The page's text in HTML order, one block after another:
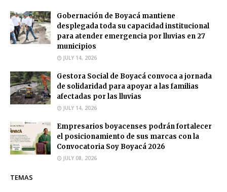
Gobernación de Boyacá mantiene
desplegada toda su capacidad institucional
para atender emergencia por lluvias en 27
municipios
JULY 14, 2026
Gestora Social de Boyacá convoca a jornada
de solidaridad para apoyar a las familias
afectadas por las lluvias
JULY 14, 2026
Empresarios boyacenses podrán fortalecer
el posicionamiento de sus marcas con la
Convocatoria Soy Boyacá 2026
JULY 08, 2026
TEMAS